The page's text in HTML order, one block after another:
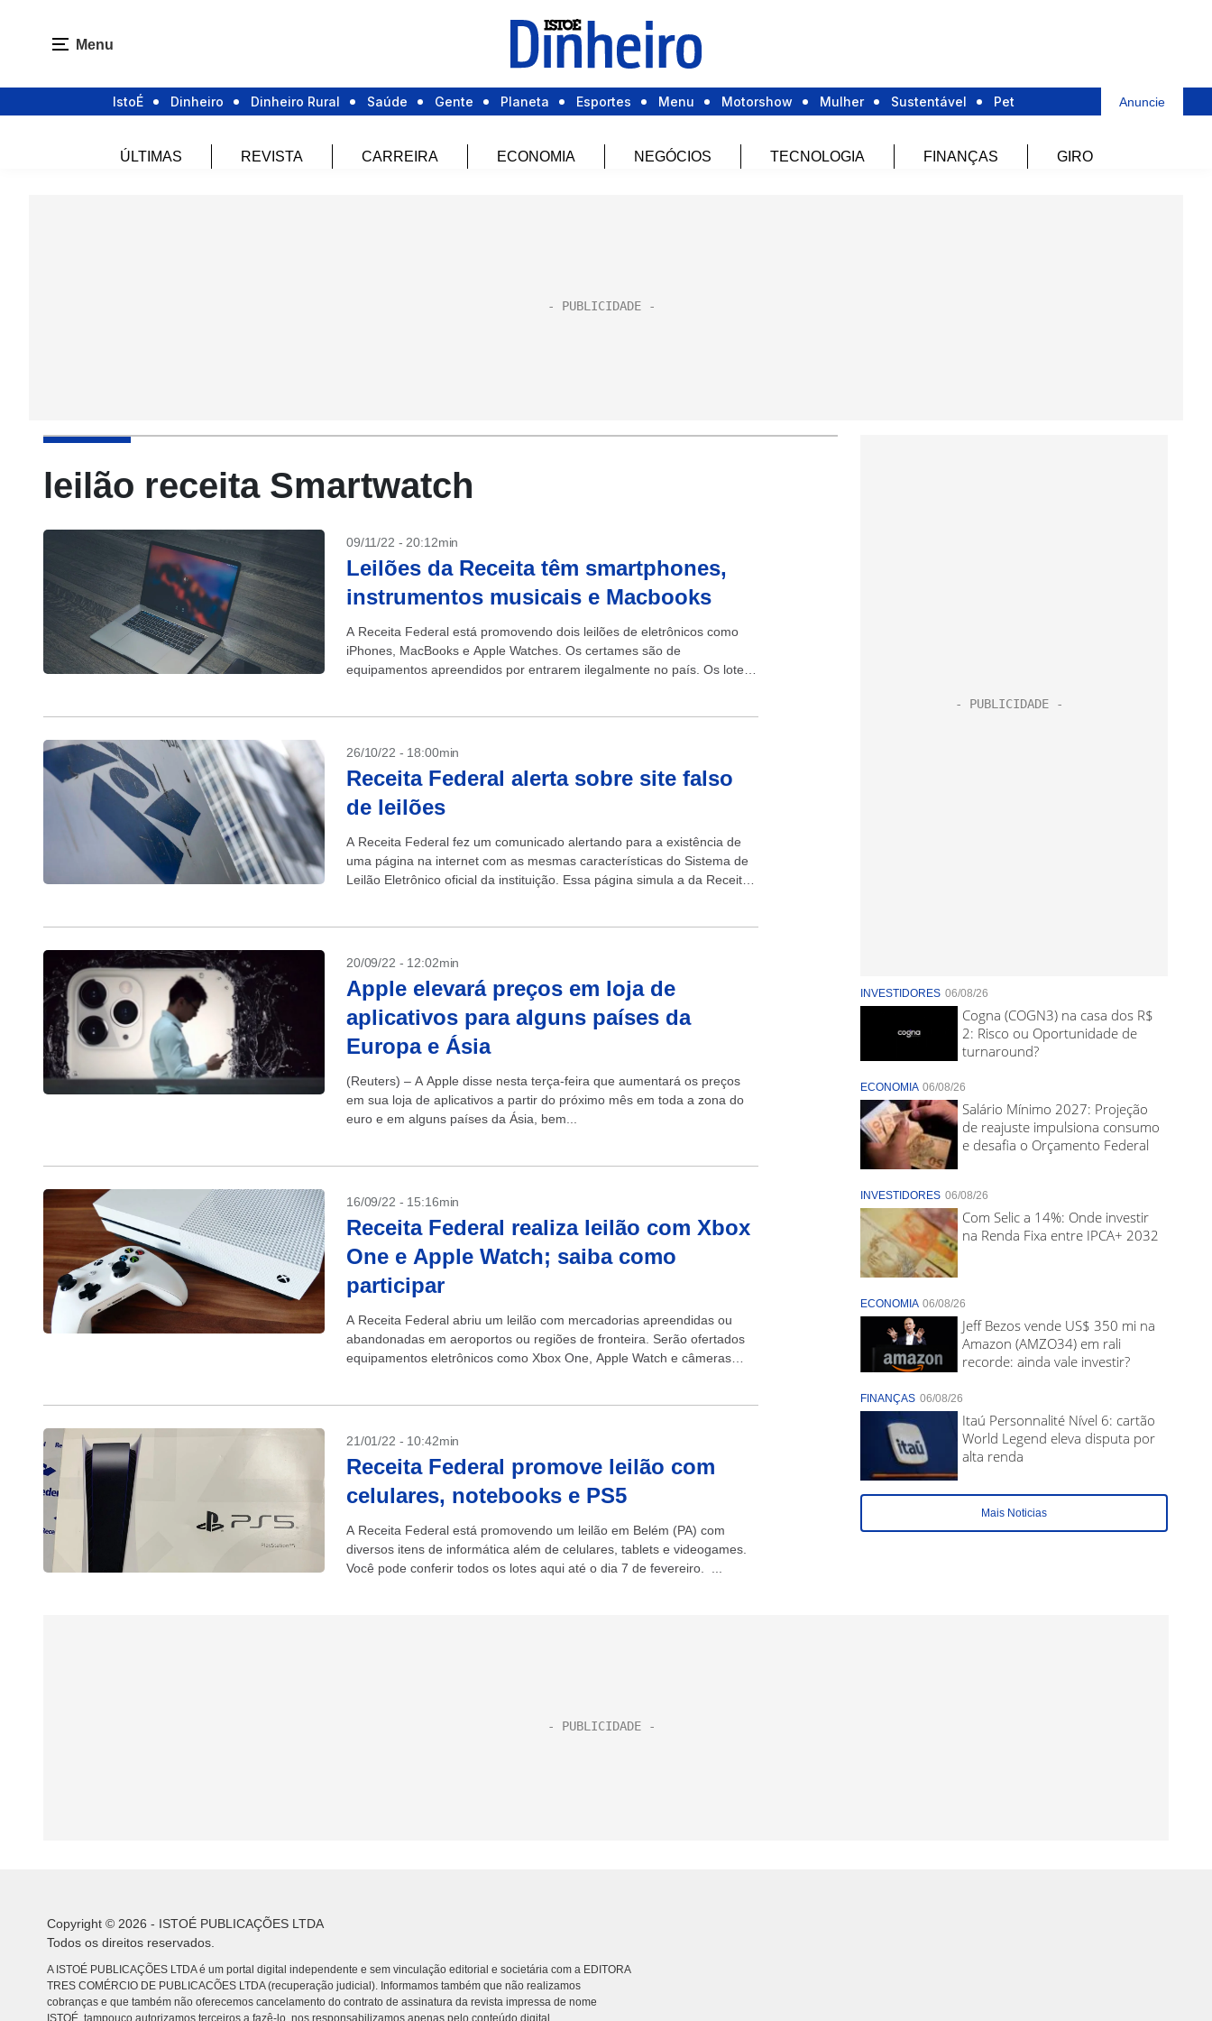
Menu
IstoÉ Dinheiro Dinheiro Rural Saúde Gente Planeta Esportes Menu Motorshow Mulher Sustentável Pet Anuncie
ÚLTIMAS REVISTA CARREIRA ECONOMIA NEGÓCIOS TECNOLOGIA FINANÇAS GIRO
leilão receita Smartwatch
09/11/22 - 20:12min
Leilões da Receita têm smartphones,
instrumentos musicais e Macbooks
A Receita Federal está promovendo dois leilões de eletrônicos como
iPhones, MacBooks e Apple Watches. Os certames são de
equipamentos apreendidos por entrarem ilegalmente no país. Os lotes
26/10/22 - 18:00min
Receita Federal alerta sobre site falso
de leilões
A Receita Federal fez um comunicado alertando para a existência de
uma página na internet com as mesmas características do Sistema de
Leilão Eletrônico oficial da instituição. Essa página simula a da Receita,
20/09/22 - 12:02min
Apple elevará preços em loja de
aplicativos para alguns países da
Europa e Ásia
(Reuters) – A Apple disse nesta terça-feira que aumentará os preços
em sua loja de aplicativos a partir do próximo mês em toda a zona do
euro e em alguns países da Ásia, bem...
16/09/22 - 15:16min
Receita Federal realiza leilão com Xbox
One e Apple Watch; saiba como
participar
A Receita Federal abriu um leilão com mercadorias apreendidas ou
abandonadas em aeroportos ou regiões de fronteira. Serão ofertados
equipamentos eletrônicos como Xbox One, Apple Watch e câmeras
21/01/22 - 10:42min
Receita Federal promove leilão com
celulares, notebooks e PS5
A Receita Federal está promovendo um leilão em Belém (PA) com
diversos itens de informática além de celulares, tablets e videogames.
Você pode conferir todos os lotes aqui até o dia 7 de fevereiro. ...
INVESTIDORES 06/08/26
Cogna (COGN3) na casa dos R$
2: Risco ou Oportunidade de
turnaround?
ECONOMIA 06/08/26
Salário Mínimo 2027: Projeção
de reajuste impulsiona consumo
e desafia o Orçamento Federal
INVESTIDORES 06/08/26
Com Selic a 14%: Onde investir
na Renda Fixa entre IPCA+ 2032
ECONOMIA 06/08/26
Jeff Bezos vende US$ 350 mi na
Amazon (AMZO34) em rali
recorde: ainda vale investir?
FINANÇAS 06/08/26
Itaú Personnalité Nível 6: cartão
World Legend eleva disputa por
alta renda
Mais Noticias
Copyright © 2026 - ISTOÉ PUBLICAÇÕES LTDA
Todos os direitos reservados.
A ISTOÉ PUBLICAÇÕES LTDA é um portal digital independente e sem vinculação editorial e societária com a EDITORA
TRES COMÉRCIO DE PUBLICACÕES LTDA (recuperação judicial). Informamos também que não realizamos
cobranças e que também não oferecemos cancelamento do contrato de assinatura da revista impressa de nome
ISTOÉ, tampouco autorizamos terceiros a fazê-lo, nos responsabilizamos apenas pelo conteúdo digital